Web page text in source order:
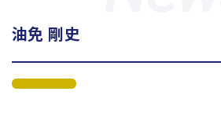
お客様の声
油免 剛史